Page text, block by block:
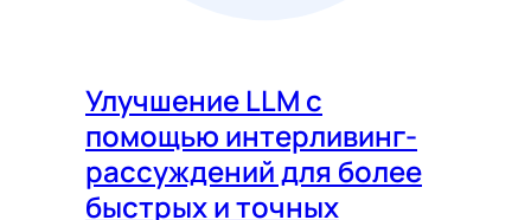
Улучшение LLM с
помощью интерливинг-
рассуждений для более
быстрых и точных